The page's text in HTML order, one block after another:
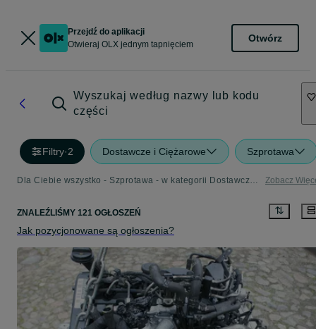
Przejdź do aplikacji
Otwieraj OLX jednym tapnięciem
Otwórz
Wyszukaj według nazwy lub kodu
części
Filtry·2 Dostawcze i Ciężarowe Szprotawa
Dla Ciebie wszystko - Szprotawa - w kategorii Dostawcze i Ciężarowe Zobacz
ZNALEŹLIŚMY 121 OGŁOSZEŃ
Jak pozycjonowane są ogłoszenia?